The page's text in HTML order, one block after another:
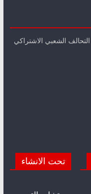
الشعبي الاشتراكي
تحت الانشاء